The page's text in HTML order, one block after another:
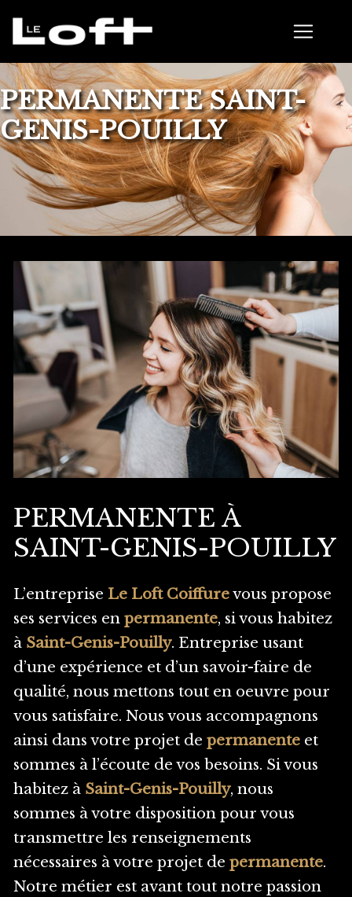
PERMANENTE SAINT-
GENIS-POUILLY
PERMANENTE À
SAINT-GENIS-POUILLY
L’entreprise Le Loft Coiffurevous propose
ses services en permanente, si vous habitez
à Saint-Genis-Pouilly. Entreprise usant
d’une expérience et d’un savoir-faire de
qualité, nous mettons tout en oeuvre pour
vous satisfaire. Nous vous accompagnons
ainsi dans votre projet de permanente et
sommes à l’écoute de vos besoins. Si vous
habitez à Saint-Genis-Pouilly, nous
sommes à votre disposition pour vous
transmettre les renseignements
nécessaires à votre projet de permanente.
Notre métier est avant tout notre passion